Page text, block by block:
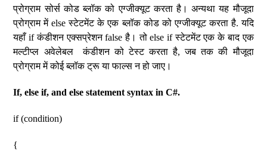
प्रोग्राम सोर्स कोड ब्लॉक को एग्जीक्यूट करता है। अन्यथा यह मौजूदा
प्रोग्राम में else स्टेटमेंट के एक ब्लॉक कोड को एग्जीक्यूट करता है. यदि
यहाँ if कंडीशन एक्सप्रेशन false है। तो else if स्टेटमेंट एक के बाद एक
मल्टीप्ल अवेलेबल कंडीशन को टेस्ट करता है, जब तक की मौजूदा
प्रोग्राम में कोई ब्लॉक ट्रू या फाल्स न हो जाए।
If, else if, and else statement syntax in C#.
if (condition)
{